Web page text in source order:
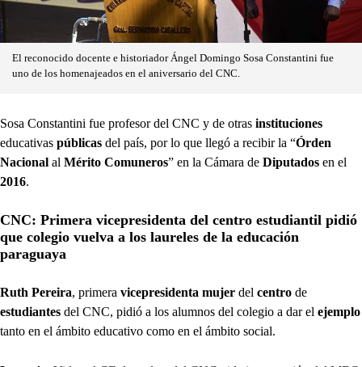
El reconocido docente e historiador Ángel Domingo Sosa Constantini fue
uno de los homenajeados en el aniversario del CNC.
Sosa Constantini fue profesor del CNC y de otras instituciones
educativas públicas del país, por lo que llegó a recibir la “Órden
Nacional al Mérito Comuneros” en la Cámara de Diputados en el
2016.
CNC: Primera vicepresidenta del centro estudiantil pidió
que colegio vuelva a los laureles de la educación
paraguaya
Ruth Pereira, primera vicepresidenta mujer del centro de
estudiantes del CNC, pidió a los alumnos del colegio a dar el ejemplo
tanto en el ámbito educativo como en el ámbito social.